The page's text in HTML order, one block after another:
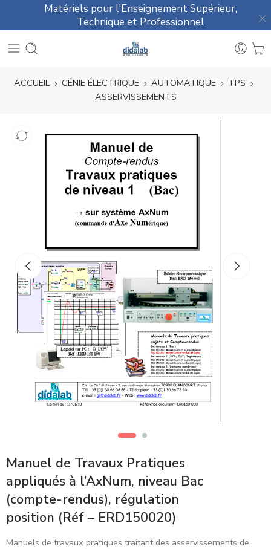
Matériels pour l'Enseignement Supérieur,
Technique et Professionnel
ACCUEIL GÉNIE ÉLECTRIQUE AUTOMATIQUE
TPS
ASSERVISSEMENTS
Manuel de Travaux Pratiques
appliqués à l’AxNum, niveau Bac
(compte-rendus), régulation
position (Réf – ERD150020)
Manuels de travaux pratiques traitant des asservissements de